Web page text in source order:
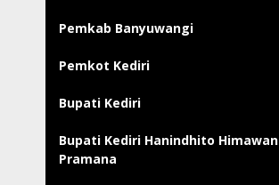
Pemkab Banyuwangi
Pemkot Kediri
Bupati Kediri
Bupati Kediri Hanindhito Himawan
Pramana